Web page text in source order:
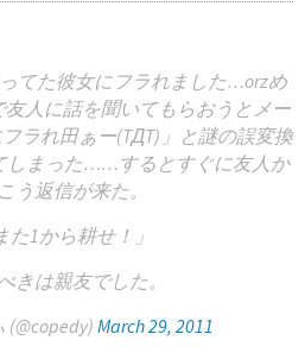
てた彼女にフラれました…orzめ
友人に話を聞いてもらおうとメー
ラれ田ぁー(TДT)」と謎の誤変換
しまった……するとすぐに友人か
う返信が来た。
た1から耕せ！」
きは親友でした。
March 29, 2011